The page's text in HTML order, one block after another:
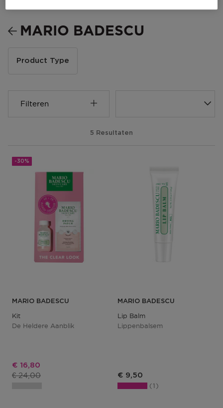
MARIO BADESCU
Product Type
Filteren
5 Resultaten
-30%
MARIO BADESCU
Kit
De Heldere Aanblik
Kortingsprijs
€ 16,80
Productprijs
€ 24,00
MARIO BADESCU
Lip Balm
Lippenbalsem
€ 9,50
1